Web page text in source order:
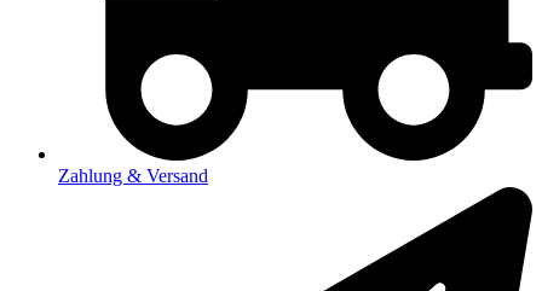
Zahlung & Versand